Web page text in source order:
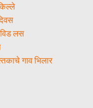
लस
गाव भिलार